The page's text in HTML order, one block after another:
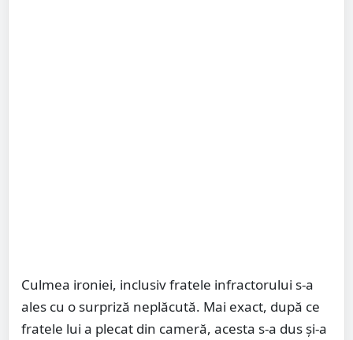
Culmea ironiei, inclusiv fratele infractorului s-a
ales cu o surpriză neplăcută. Mai exact, după ce
fratele lui a plecat din cameră, acesta s-a dus și-a